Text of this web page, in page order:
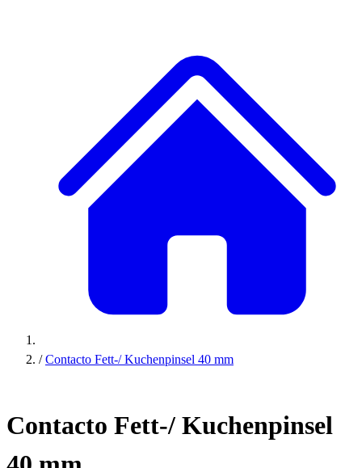
/ Contacto Fett-/ Kuchenpinsel 40 mm
Contacto Fett-/ Kuchenpinsel